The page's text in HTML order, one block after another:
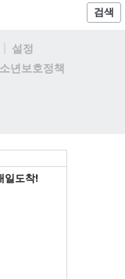
트를 약속한 이번 조검색
설정
년보호정책